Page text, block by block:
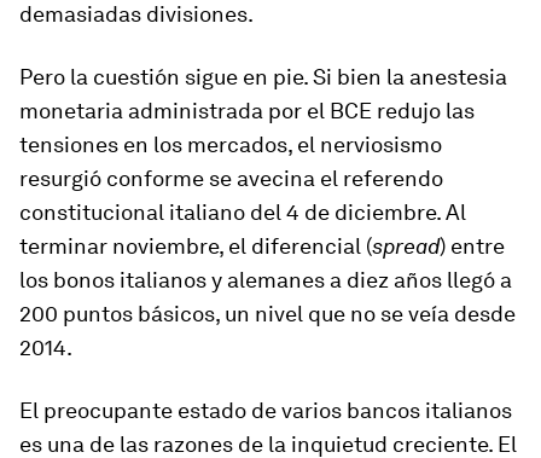
demasiadas divisiones.
Pero la cuestión sigue en pie. Si bien la anestesia
monetaria administrada por el BCE redujo las
tensiones en los mercados, el nerviosismo
resurgió conforme se avecina el referendo
constitucional italiano del 4 de diciembre. Al
terminar noviembre, el diferencial (spread) entre
los bonos italianos y alemanes a diez años llegó a
200 puntos básicos, un nivel que no se veía desde
2014.
El preocupante estado de varios bancos italianos
es una de las razones de la inquietud creciente. El